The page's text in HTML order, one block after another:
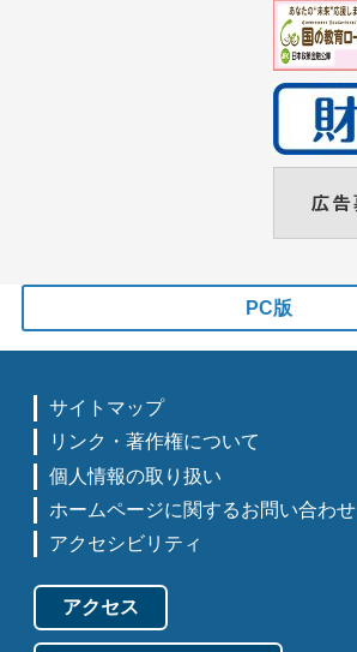
PC版
サイトマップ
リンク・著作権について
個人情報の取り扱い
ホームページに関するお問い合わせ
アクセシビリティ
アクセス